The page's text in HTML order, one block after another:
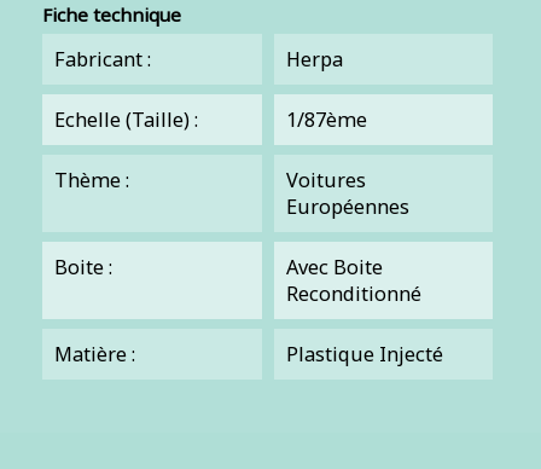
Fiche technique
Fabricant : Herpa
Echelle (Taille) : 1/87ème
Thème :
Voitures
Européennes
Boite :
Avec Boite
Reconditionné
Matière : Plastique Injecté